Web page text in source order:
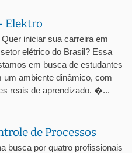
Elektro
iniciar sua carreira em
elétrico do Brasil? Essa
em busca de estudantes
ambiente dinâmico, com
reais de aprendizado. �...
de Processos
busca por quatro profissionais